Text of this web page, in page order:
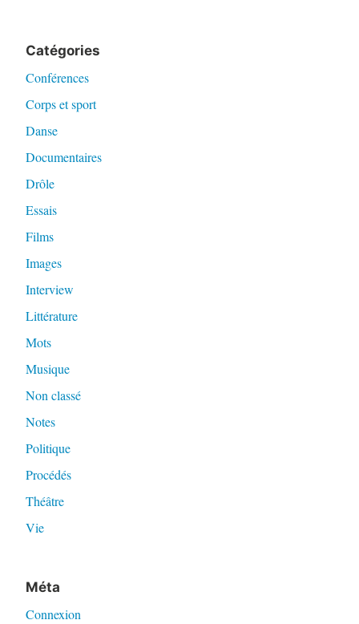
Catégories
Conférences
Corps et sport
Danse
Documentaires
Drôle
Essais
Films
Images
Interview
Littérature
Mots
Musique
Non classé
Notes
Politique
Procédés
Théâtre
Vie
Méta
Connexion